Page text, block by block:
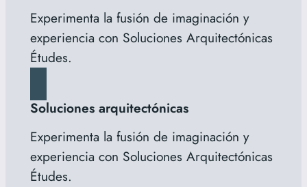
Experimenta la fusión de imaginación y
experiencia con Soluciones Arquitectónicas
Études.
Soluciones arquitectónicas
Experimenta la fusión de imaginación y
experiencia con Soluciones Arquitectónicas
Études.